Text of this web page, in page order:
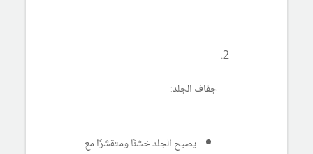
جفاف الجلد:
يصبح الجلد خشنًا ومتقشرًا مع